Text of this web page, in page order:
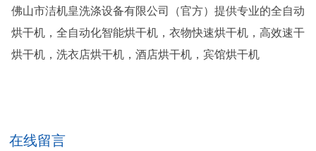
佛山市洁机皇洗涤设备有限公司（官方）提供专业的全自动
烘干机，全自动化智能烘干机，衣物快速烘干机，高效速干
烘干机，洗衣店烘干机，酒店烘干机，宾馆烘干机
在线留言